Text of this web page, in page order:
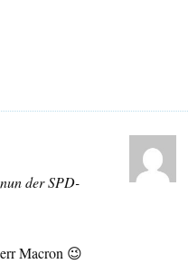
der SPD-
Macron 😉